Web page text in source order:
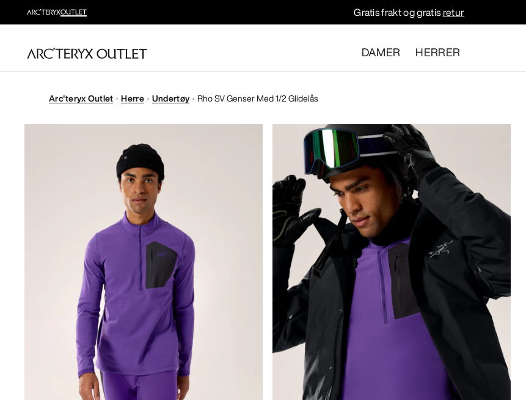
Gratis frakt og gratisretur
DAMER HERRER
Arc'teryx Outlet Herre Undertøy Rho SV Genser Med 1/2 Glidelås